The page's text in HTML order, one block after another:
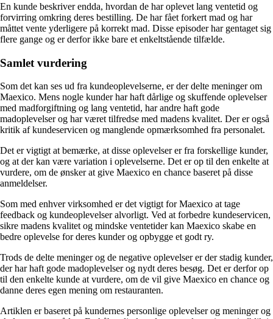
En kunde beskriver endda, hvordan de har oplevet lang ventetid og
forvirring omkring deres bestilling. De har fået forkert mad og har
måttet vente yderligere på korrekt mad. Disse episoder har gentaget sig
flere gange og er derfor ikke bare et enkeltstående tilfælde.
Samlet vurdering
Som det kan ses ud fra kundeoplevelserne, er der delte meninger om
Maexico. Mens nogle kunder har haft dårlige og skuffende oplevelser
med madforgiftning og lang ventetid, har andre haft gode
madoplevelser og har været tilfredse med madens kvalitet. Der er også
kritik af kundeservicen og manglende opmærksomhed fra personalet.
Det er vigtigt at bemærke, at disse oplevelser er fra forskellige kunder,
og at der kan være variation i oplevelserne. Det er op til den enkelte at
vurdere, om de ønsker at give Maexico en chance baseret på disse
anmeldelser.
Som med enhver virksomhed er det vigtigt for Maexico at tage
feedback og kundeoplevelser alvorligt. Ved at forbedre kundeservicen,
sikre madens kvalitet og mindske ventetider kan Maexico skabe en
bedre oplevelse for deres kunder og opbygge et godt ry.
Trods de delte meninger og de negative oplevelser er der stadig kunder,
der har haft gode madoplevelser og nydt deres besøg. Det er derfor op
til den enkelte kunde at vurdere, om de vil give Maexico en chance og
danne deres egen mening om restauranten.
Artiklen er baseret på kundernes personlige oplevelser og meninger og